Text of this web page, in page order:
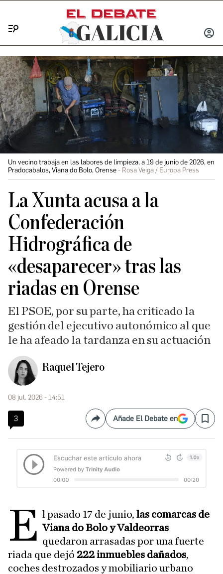
INICIAR
Un vecino trabaja en las labores de limpieza, a 19 de junio de 2026, en
Pradocabalos, Viana do Bolo, Orense
Rosa Veiga / Europa Press
La Xunta acusa a la
Confederación
Hidrográfica de
«desaparecer» tras las
riadas en Orense
El PSOE, por su parte, ha criticado la
gestión del ejecutivo autonómico al que
le ha afeado la tardanza en su actuación
Raquel Tejero
08 jul. 2026 - 14:51
3 CompartirAñade El Debate en Save
E l pasado 17 de junio,las comarcas de
Viana do Bolo y Valdeorras
quedaron arrasadas por una fuerte
riada que dejó 222 inmuebles dañados,
coches destrozados y mobiliario urbano